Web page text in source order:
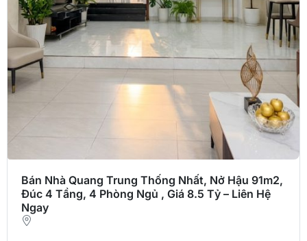
Bán Nhà Quang Trung Thống Nhất, Nở Hậu 91m2,
Đúc 4 Tầng, 4 Phòng Ngủ , Giá 8.5 Tỷ – Liên Hệ
Ngay